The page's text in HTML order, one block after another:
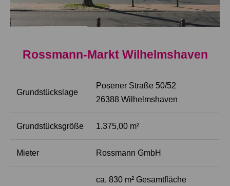
Rossmann-Markt Wilhelmshaven
Grundstückslage
Posener Straße 50/52
26388 Wilhelmshaven
Grundstücksgröße 1.375,00 m²
Mieter Rossmann GmbH
ca. 830 m² Gesamtfläche